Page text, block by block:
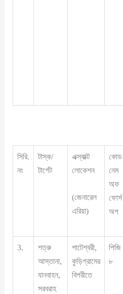
সিরি.
নং
টাস্ক/
টার্গেট
এক্স্যাক্ট
লোকেশন
(জেনারেল
এরিয়া)
কোড
নেম
অফ
ফোর্স
অপ
3.
শত্রু
আস্তানা,
যানবাহন,
সরবরাহ
পাটেশ্বরী,
কুড়িগ্রামের
বিপরীতে
পিজি
৮